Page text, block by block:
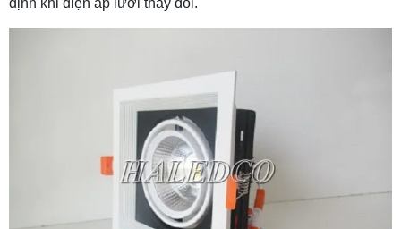
định khi điện áp lưới thay đổi.